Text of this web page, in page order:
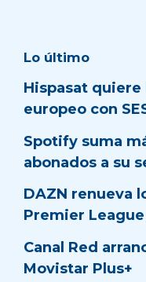
Lo último
Hispasat
europeo con
Spotify suma
abonados a su
DAZN renueva
Premier League
Canal Red
Movistar Plus+